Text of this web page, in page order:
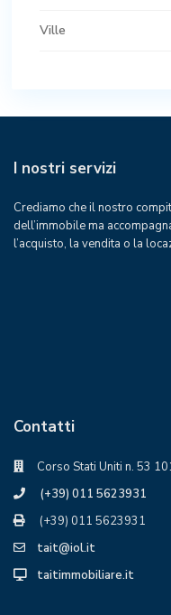
Ville
I nostri servizi
Crediamo che il nostro
dell’immobile ma
l’acquisto, la vendita o la
Contatti
Corso Stati Uniti n. 53
(+39) 011 5623931
(+39) 011 5623931
tait@iol.it
taitimmobiliare.it